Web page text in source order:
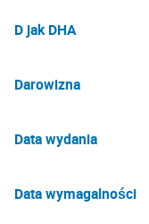
D jak DHA
Darowizna
Data wydania
Data wymagalności